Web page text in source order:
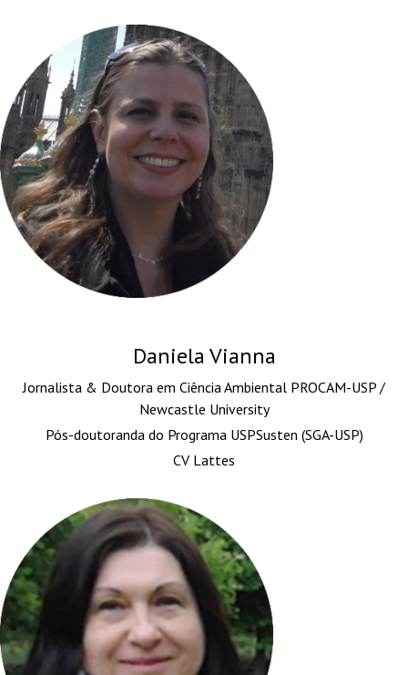
Daniela Vianna
Jornalista & Doutora em Ciência Ambiental PROCAM-USP /
Newcastle University
Pós-doutoranda do Programa USPSusten (SGA-USP)
CV Lattes